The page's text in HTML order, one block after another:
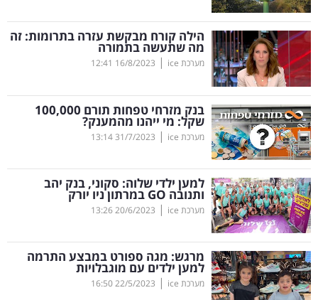
שיווק
ופרסום
משפט
מדדים
ומחקרים
דעות
רכילות
עסקית
קריפטו
ויראלי
הילה קורח מבקשת עזרה בתרומות: זה
מה שתעשה בתמורה
מערכת ice |
16/8/2023
12:41
בנק מזרחי טפחות תורם 100,000
שקל: מי ייהנו מהמענק?
מערכת ice |
31/7/2023
13:14
למען ילדי שלוה: סקוני, בנק יהב
ותנובה GO במרתון ניו יורק
מערכת ice |
20/6/2023
13:26
מרגש: מגה ספורט במבצע התרמה
למען ילדים עם מוגבלויות
מערכת ice |
22/5/2023
16:50